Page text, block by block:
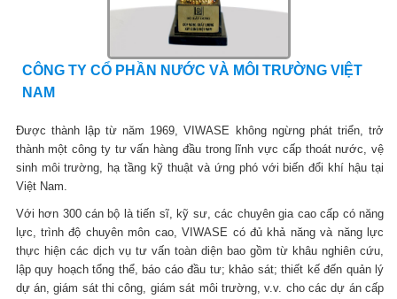
CÔNG TY CỔ PHẦN NƯỚC VÀ MÔI TRƯỜNG VIỆT
NAM
Được thành lập từ năm 1969, VIWASE không ngừng phát triển, trở
thành một công ty tư vấn hàng đầu trong lĩnh vực cấp thoát nước, vệ
sinh môi trường, hạ tầng kỹ thuật và ứng phó với biến đổi khí hậu tại
Việt Nam.
Với hơn 300 cán bộ là tiến sĩ, kỹ sư, các chuyên gia cao cấp có năng
lực, trình độ chuyên môn cao, VIWASE có đủ khả năng và năng lực
thực hiện các dịch vụ tư vấn toàn diện bao gồm từ khâu nghiên cứu,
lập quy hoạch tổng thể, báo cáo đầu tư; khảo sát; thiết kế đến quản lý
dự án, giám sát thi công, giám sát môi trường, v.v. cho các dự án cấp